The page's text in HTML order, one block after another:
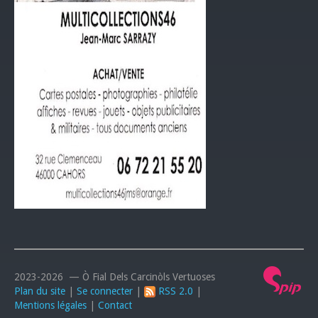
2023-2026 — Ò Fial Dels Carcinòls Vertuoses
Plan du site | Se connecter | RSS 2.0 |
Mentions légales | Contact